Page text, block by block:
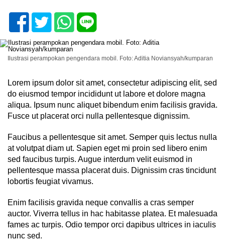
Ilustrasi perampokan pengendara mobil. Foto: Aditia Noviansyah/kumparan
Lorem ipsum dolor sit amet, consectetur adipiscing elit, sed
do eiusmod tempor incididunt ut labore et dolore magna
aliqua. Ipsum nunc aliquet bibendum enim facilisis gravida.
Fusce ut placerat orci nulla pellentesque dignissim.
Faucibus a pellentesque sit amet. Semper quis lectus nulla
at volutpat diam ut. Sapien eget mi proin sed libero enim
sed faucibus turpis. Augue interdum velit euismod in
pellentesque massa placerat duis. Dignissim cras tincidunt
lobortis feugiat vivamus.
Enim facilisis gravida neque convallis a cras semper
auctor. Viverra tellus in hac habitasse platea. Et malesuada
fames ac turpis. Odio tempor orci dapibus ultrices in iaculis
nunc sed.